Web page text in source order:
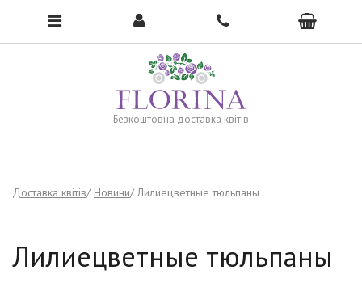
Безкоштовна доставка квітів
To open the menu, click here →
Доставка квітів Новини Лилиецветные тюльпаны
Лилиецветные тюльпаны